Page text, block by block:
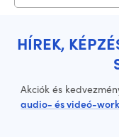
HÍREK,
Akciók és
audio- és videó-